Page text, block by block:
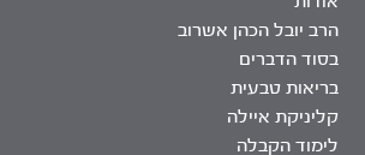
הרב יובל הכהן אשרוב
בסוד הדברים
בריאות טבעית
קליניקת איילה
לימוד הקבלה